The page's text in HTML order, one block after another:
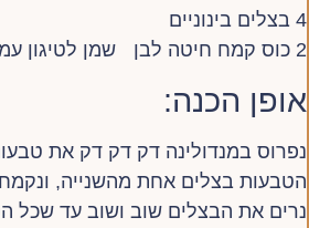
4 בצלים בינוניים
2 כוס קמח חיטה לבן שמן לטיגון עמוק
אופן הכנה:
נפרוס במנדולינה דק דק דק את
הטבעות בצלים אחת מהשנייה,
נרים את הבצלים שוב ושוב עד שכל